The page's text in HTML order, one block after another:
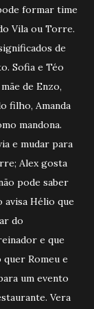
formar time
Vila ou Torre.
de
Sofia e Téo
de Enzo,
filho, Amanda
mandona.
e mudar para
Alex gosta
pode saber
avisa Hélio que
do
e que
Romeu e
um evento
Vera